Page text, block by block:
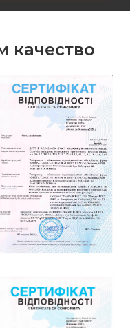
качество